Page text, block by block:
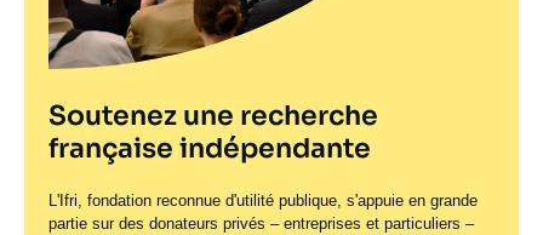
Soutenez une recherche
française indépendante
L'Ifri, fondation reconnue d'utilité publique, s'appuie en grande
partie sur des donateurs privés – entreprises et particuliers –